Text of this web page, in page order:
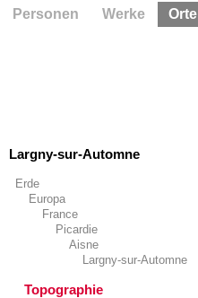
Largny-sur-Automne
Erde
Europa
France
Picardie
Aisne
Largny-sur-Automne
Topographie
Personen Werke Orte